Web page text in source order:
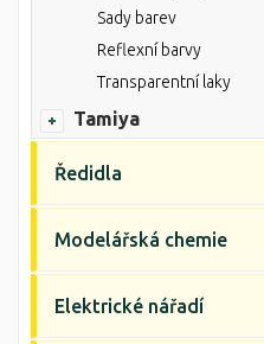
Sady barev
Reflexní barvy
Transparentní laky
Tamiya
Ředidla
Modelářská chemie
Elektrické nářadí